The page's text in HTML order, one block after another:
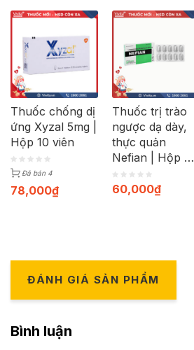
Thuốc chống dị
ứng Xyzal 5mg |
Hộp 10 viên
Đã bán 4
78,000₫
Thuốc trị trào
ngược dạ dày,
thực quản
Nefian | Hộp 30
viên
60,000₫
ĐÁNH GIÁ SẢN PHẨM
Bình luận